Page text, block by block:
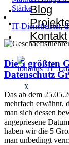
Blog
Kontakt
X
Stärke
IT-Dienstleister,
Die 5 größten
Datenschutz
Das ab dem
mehrfach erwähnt,
man sich dessen
angepriesene
haben wir die 5
man unbedingt